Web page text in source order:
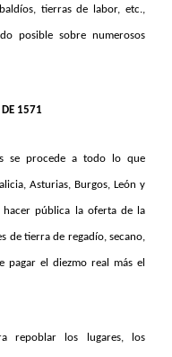
tierras de labor, etc.,
posible sobre numerosos
DE 1571
se procede a todo lo que
Asturias, Burgos, León y
hacer pública la oferta de la
de tierra de regadío, secano,
pagar el diezmo real más el
repoblar los lugares, los